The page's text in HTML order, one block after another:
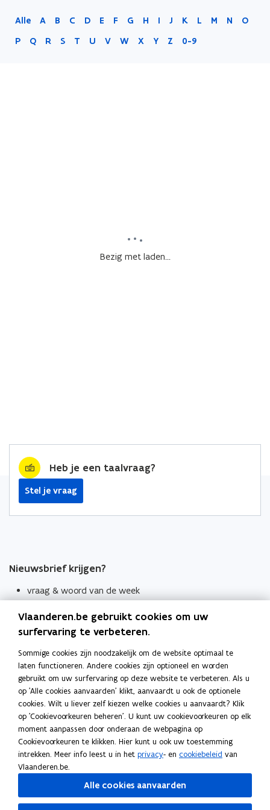
Alle A B C D E F G H I J K L M N
O
P
Q R S T U V W X Y Z 0-9
Bezig met laden...
Heb je een taalvraag?
Stel je vraag
Nieuwsbrief krijgen?
vraag & woord van de week
Schrijf je in
Thema's
Taaladviezen
Spellingregels
Tips voor duidelijke taal
Bekijk ook
Spellingtests
Boek- en webwijzer
Vlaanderen.be gebruikt cookies om uw
surfervaring te verbeteren.
Sommige cookies zijn noodzakelijk om de website optimaal te
laten functioneren. Andere cookies zijn optioneel en worden
gebruikt om uw surfervaring op deze website te verbeteren. Als u
op 'Alle cookies aanvaarden' klikt, aanvaardt u ook de optionele
cookies. Wilt u liever zelf kiezen welke cookies u aanvaardt? Klik
op 'Cookievoorkeuren beheren'. U kunt uw cookievoorkeuren op elk
moment aanpassen door onderaan de webpagina op
Cookievoorkeuren te klikken. Hier kunt u ook uw toestemming
intrekken. Meer info leest u in het privacy- en cookiebeleid van
Vlaanderen.be.
Alle cookies aanvaarden